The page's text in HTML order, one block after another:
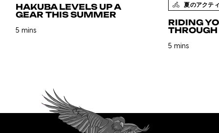
HAKUBA LEVELS UP A
GEAR THIS SUMMER
5 mins
夏のアクテ
RIDING
5 mins